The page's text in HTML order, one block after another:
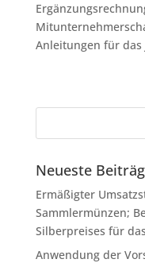
Anleitungen für das
Neueste
Ermäßigter
Sammlermünzen;
Silberpreises für
Anwendung der